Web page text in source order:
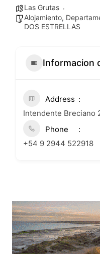
Las Grutas
Alojamiento,
DOS ESTRELLAS
Informacion
Address
Intendente Breciano
Phone
+54 9 2944 522918